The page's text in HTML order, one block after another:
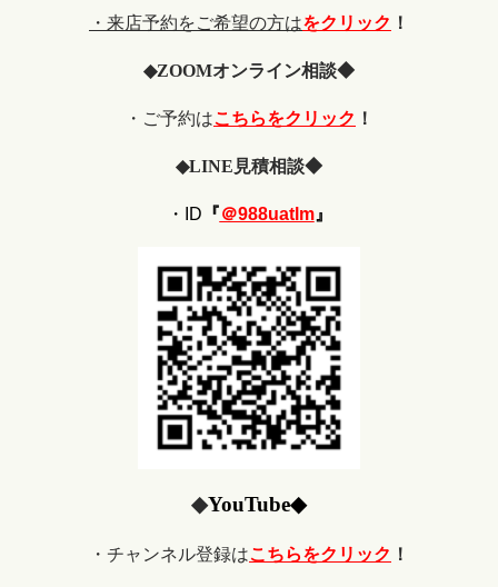
・来店予約をご希望の方はをクリック ！
◆ZOOMオンライン相談◆
・ご予約はこちらをクリック ！
◆LINE 見積相談◆
・ID 『＠988uatlm』
◆YouTube◆
・チャンネル登録はこちらをクリック ！